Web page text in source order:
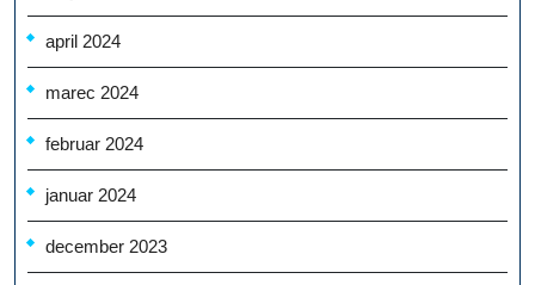
april 2024
marec 2024
februar 2024
januar 2024
december 2023